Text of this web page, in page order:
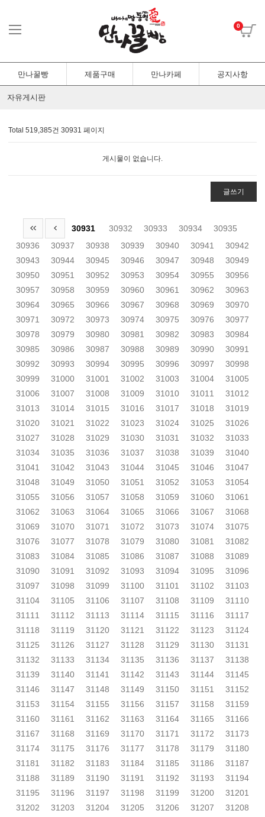
0
만나꿀빵 제품구매 만나카페 공지사항
자유게시판
Total 519,385건 30931 페이지
게시물이 없습니다.
글쓰기
30931 30932 30933 30934
30935
30936
30937 30938 30939 30940 30941
30942
30943
30944 30945 30946 30947 30948
30949
30950
30951 30952 30953 30954 30955
30956
30957
30958 30959 30960 30961 30962
30963
30964
30965 30966 30967 30968 30969
30970
30971
30972 30973 30974 30975 30976
30977
30978
30979 30980 30981 30982 30983
30984
30985
30986 30987 30988 30989 30990
30991
30992
30993 30994 30995 30996 30997
30998
30999
31000 31001 31002 31003 31004
31005
31006
31007 31008 31009 31010 31011
31012
31013
31014 31015 31016 31017 31018
31019
31020
31021 31022 31023 31024 31025
31026
31027
31028 31029 31030 31031 31032
31033
31034
31035 31036 31037 31038 31039
31040
31041
31042 31043 31044 31045 31046
31047
31048
31049 31050 31051 31052 31053
31054
31055
31056 31057 31058 31059 31060
31061
31062
31063 31064 31065 31066 31067
31068
31069
31070 31071 31072 31073 31074
31075
31076
31077 31078 31079 31080 31081
31082
31083
31084 31085 31086 31087 31088
31089
31090
31091 31092 31093 31094 31095
31096
31097
31098 31099 31100 31101 31102
31103
31104
31105 31106 31107 31108 31109
31110
31111
31112 31113 31114 31115 31116
31117
31118
31119 31120 31121 31122 31123
31124
31125
31126 31127 31128 31129 31130
31131
31132
31133 31134 31135 31136 31137
31138
31139
31140 31141 31142 31143 31144
31145
31146
31147 31148 31149 31150 31151
31152
31153
31154 31155 31156 31157 31158
31159
31160
31161 31162 31163 31164 31165
31166
31167
31168 31169 31170 31171 31172
31173
31174
31175 31176 31177 31178 31179
31180
31181
31182 31183 31184 31185 31186
31187
31188
31189 31190 31191 31192 31193
31194
31195
31196 31197 31198 31199 31200
31201
31202
31203 31204 31205 31206 31207
31208